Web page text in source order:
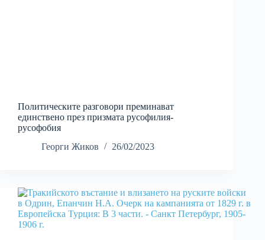
Политическите разговори преминават
единствено през призмата русофилия-
русофобия
Георги Жиков
26/02/2023